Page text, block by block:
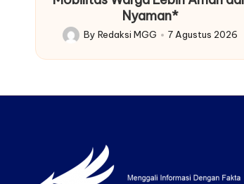
Nyaman*
Posted
by
ByRedaksi MGG 7 Agustus 2026